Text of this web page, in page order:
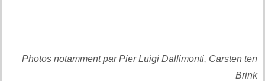
Photos notamment par Pier Luigi Dallimonti, Carsten ten
Brink